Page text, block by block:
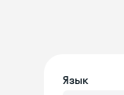
Язык